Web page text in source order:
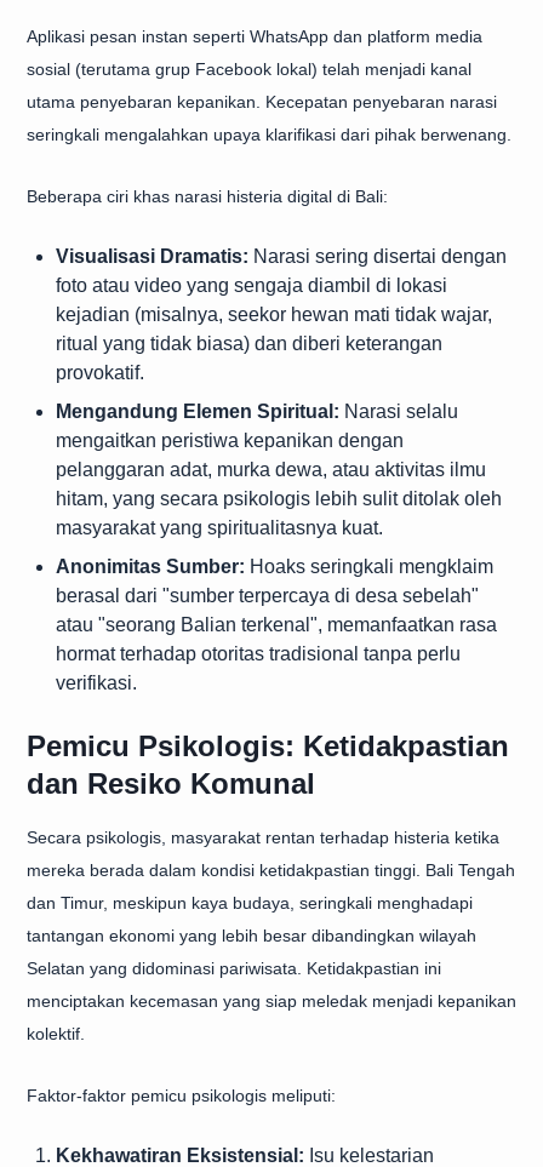
Aplikasi pesan instan seperti WhatsApp dan platform media
sosial (terutama grup Facebook lokal) telah menjadi kanal
utama penyebaran kepanikan. Kecepatan penyebaran narasi
seringkali mengalahkan upaya klarifikasi dari pihak berwenang.
Beberapa ciri khas narasi histeria digital di Bali:
Visualisasi Dramatis: Narasi sering disertai dengan
foto atau video yang sengaja diambil di lokasi
kejadian (misalnya, seekor hewan mati tidak wajar,
ritual yang tidak biasa) dan diberi keterangan
provokatif.
Mengandung Elemen Spiritual: Narasi selalu
mengaitkan peristiwa kepanikan dengan
pelanggaran adat, murka dewa, atau aktivitas ilmu
hitam, yang secara psikologis lebih sulit ditolak oleh
masyarakat yang spiritualitasnya kuat.
Anonimitas Sumber: Hoaks seringkali mengklaim
berasal dari "sumber terpercaya di desa sebelah"
atau "seorang Balian terkenal", memanfaatkan rasa
hormat terhadap otoritas tradisional tanpa perlu
verifikasi.
Pemicu Psikologis: Ketidakpastian
dan Resiko Komunal
Secara psikologis, masyarakat rentan terhadap histeria ketika
mereka berada dalam kondisi ketidakpastian tinggi. Bali Tengah
dan Timur, meskipun kaya budaya, seringkali menghadapi
tantangan ekonomi yang lebih besar dibandingkan wilayah
Selatan yang didominasi pariwisata. Ketidakpastian ini
menciptakan kecemasan yang siap meledak menjadi kepanikan
kolektif.
Faktor-faktor pemicu psikologis meliputi:
Kekhawatiran Eksistensial: Isu kelestarian